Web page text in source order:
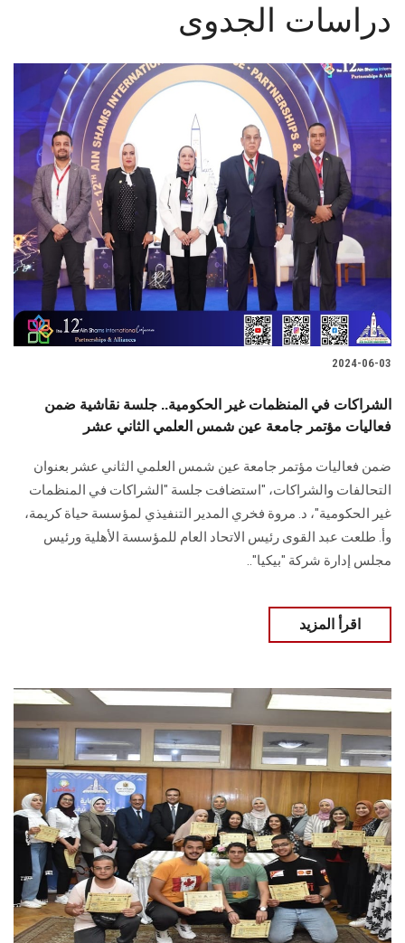
الأنظمة الذكية
الإعلام
تواصل معنا
الطلاب
هيئة التدريس
الدراسات العليا
الزائـرون
سجل الان
دراسات الجدوى
2024-06-03
الشراكات في المنظمات غير الحكومية.. جلسة نقاشية ضمن
فعاليات مؤتمر جامعة عين شمس العلمي الثاني عشر
ضمن فعاليات مؤتمر جامعة عين شمس العلمي الثاني عشر بعنوان
التحالفات والشراكات، ‏‏"استضافت جلسة "الشراكات في المنظمات
غير الحكومية"، د. مروة فخري المدير التنفيذي ‏لمؤسسة حياة كريمة،
وأ. طلعت عبد القوى رئيس الاتحاد العام للمؤسسة الأهلية ورئيس
مجلس إدارة شركة "بيكيا".. ‏
اقرأ المزيد